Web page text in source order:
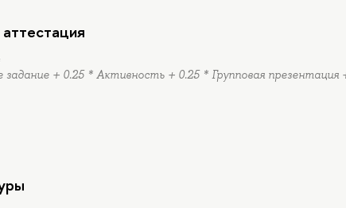
задание + 0.25 * Активность + 0.25 * Групповая презентация